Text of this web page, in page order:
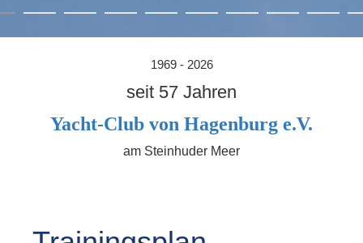
1969 - 2026
seit 57 Jahren
Yacht-Club von Hagenburg e.V.
am Steinhuder Meer